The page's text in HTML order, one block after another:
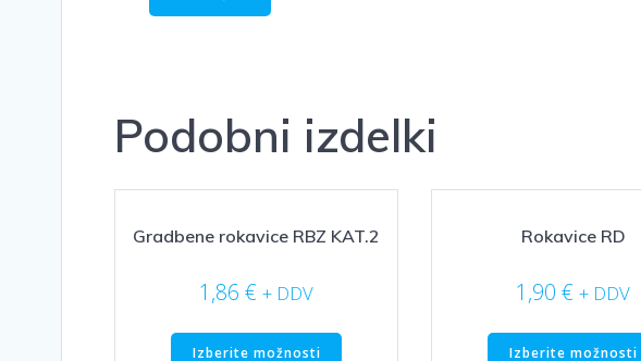
Podobni izdelki
Gradbene rokavice RBZ KAT.2
1,86 € + DDV
Izberite možnosti
Ta
Rokavice RD
1,90 € + DDV
Izberite možnosti